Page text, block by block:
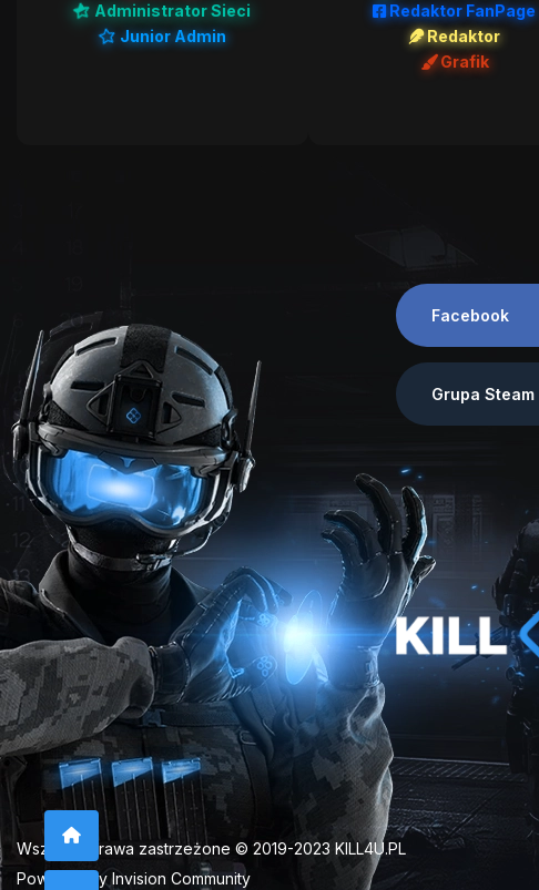
Administrator Sieci
Junior Admin
Redaktor FanPage
Redaktor
Grafik
Facebook
Grupa Steam
Wszelkie prawa zastrzeżone © 2019-2023 KILL4U.PL
Powered by Invision Community